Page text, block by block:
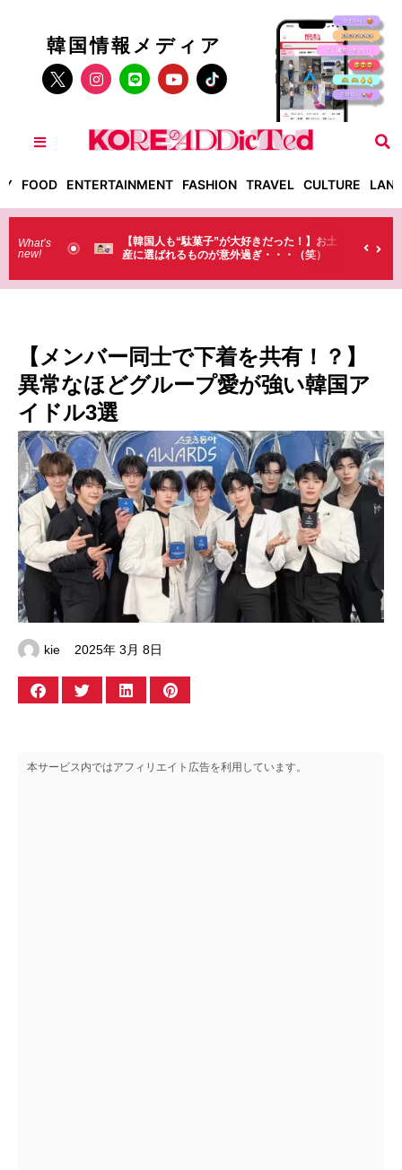
韓国情報メディア
FOOD ENTERTAINMENT FASHION TRAVEL CULTURE
What’s
new!
大好きだった！】お土
外過ぎ・・・（笑）
【そんなものまで買っていくの？】日本のド
ラストで韓国人が買うものがちょっと…
【メンバー同士で下着を共有！？】
異常なほどグループ愛が強い韓国ア
イドル3選
kie 2025年 3月 8日
本サービス内ではアフィリエイト広告を利用しています。